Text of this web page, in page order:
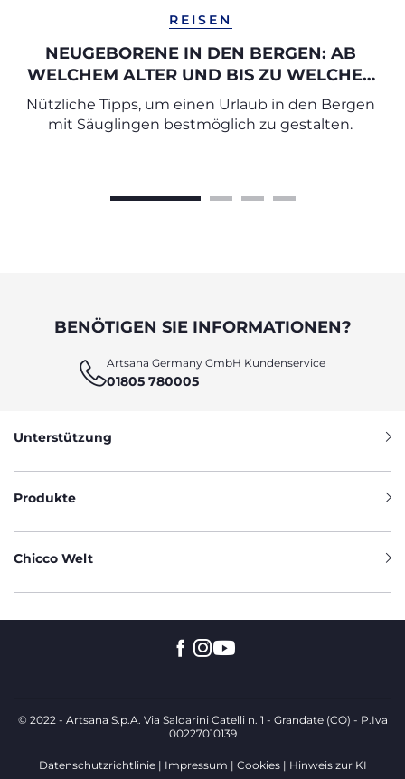
REISEN
NEUGEBORENE IN DEN BERGEN: AB
WELCHEM ALTER UND BIS ZU WELCHER
HÖHE?
Nützliche Tipps, um einen Urlaub in den Bergen
mit Säuglingen bestmöglich zu gestalten.
BENÖTIGEN SIE INFORMATIONEN?
Artsana Germany GmbH Kundenservice
01805 780005
Unterstützung
Produkte
Chicco Welt
© 2022 - Artsana S.p.A. Via Saldarini Catelli n. 1 - Grandate (CO) - P.Iva
00227010139
Datenschutzrichtlinie Impressum Cookies Hinweis zur KI